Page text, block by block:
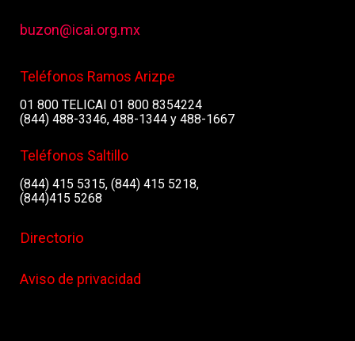
buzon@icai.org.mx
Teléfonos Ramos Arizpe
01 800 TELICAI 01 800 8354224
(844) 488-3346, 488-1344 y 488-1667
Teléfonos Saltillo
(844) 415 5315, (844) 415 5218,
(844)415 5268
Directorio
Aviso de privacidad